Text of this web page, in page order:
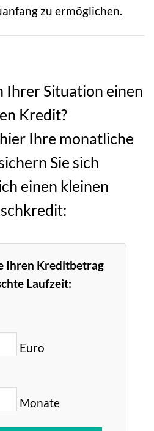
zu ermöglichen.
Ihrer Situation einen
Kredit?
Ihre monatliche
Sie sich
einen kleinen
Ihren Kreditbetrag
Laufzeit:
Euro
Monate